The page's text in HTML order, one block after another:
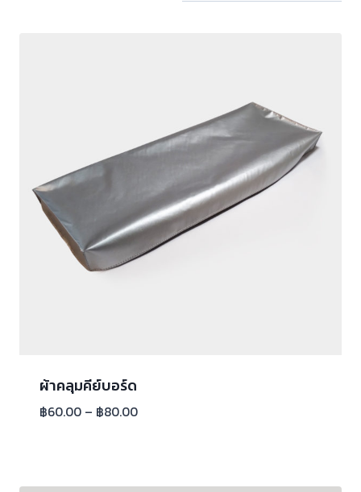
ผ้าคลุมคีย์บอร์ด
฿60.00 – ฿80.00